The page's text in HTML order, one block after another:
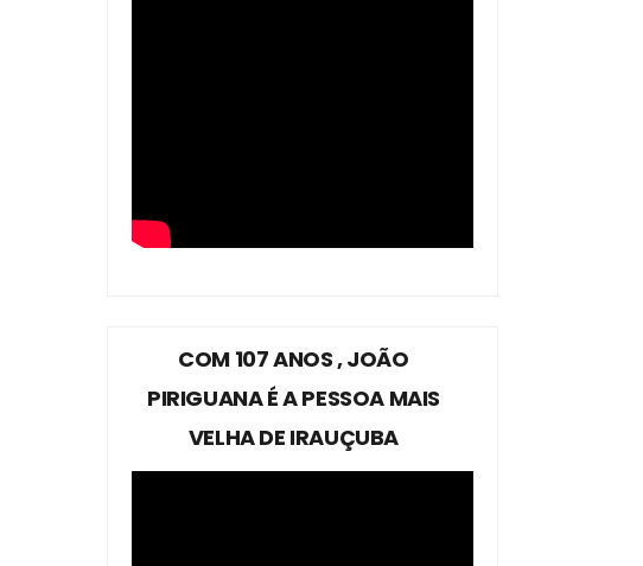
COM 107 ANOS , JOÃO
PIRIGUANA É A PESSOA MAIS
VELHA DE IRAUÇUBA